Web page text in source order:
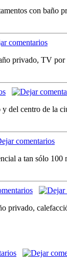
con
privado, TV
del centro de la
a tan sólo
privado,